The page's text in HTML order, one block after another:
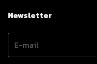
Newsletter